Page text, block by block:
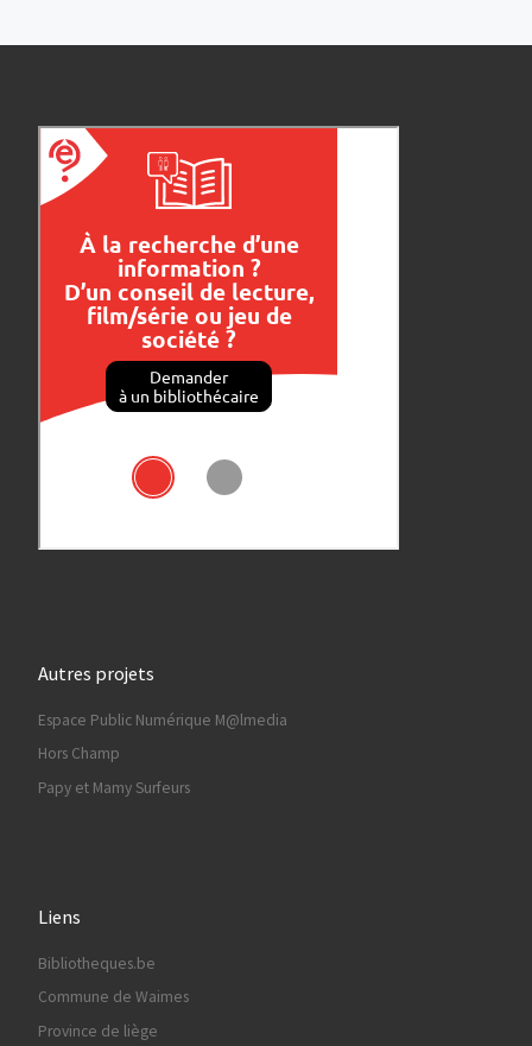
Autres projets
Espace Public Numérique M@lmedia
Hors Champ
Papy et Mamy Surfeurs
Liens
Bibliotheques.be
Commune de Waimes
Province de liège